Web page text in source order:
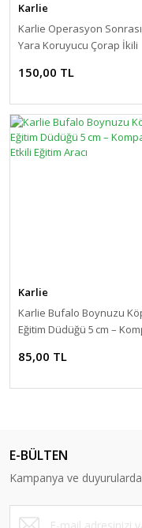
Karlie
Karlie Operasyon Sonrası
Yara Koruyucu Çorap İkili
150,00 TL
Karlie
Karlie Bufalo Boynuzu
Eğitim Düdüğü 5 cm –
85,00 TL
E-BÜLTEN
Kampanya ve